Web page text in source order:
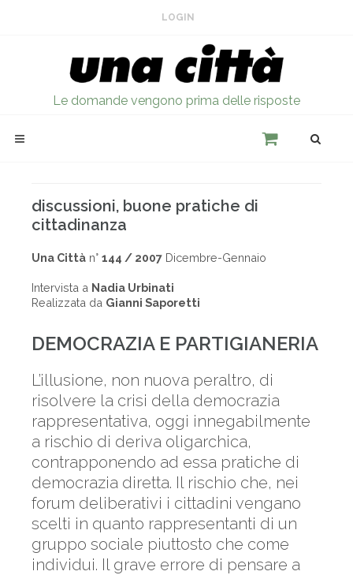
LOGIN
Le domande vengono prima delle risposte
discussioni, buone pratiche di
cittadinanza
Una Città n° 144 / 2007 Dicembre-Gennaio
Intervista a Nadia Urbinati
Realizzata da Gianni Saporetti
DEMOCRAZIA E PARTIGIANERIA
L’illusione, non nuova peraltro, di
risolvere la crisi della democrazia
rappresentativa, oggi innegabilmente
a rischio di deriva oligarchica,
contrapponendo ad essa pratiche di
democrazia diretta. Il rischio che, nei
forum deliberativi i cittadini vengano
scelti in quanto rappresentanti di un
gruppo sociale piuttosto che come
individui. Il grave errore di pensare a